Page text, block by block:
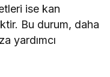
ise kan
Bu durum, daha
yardımcı